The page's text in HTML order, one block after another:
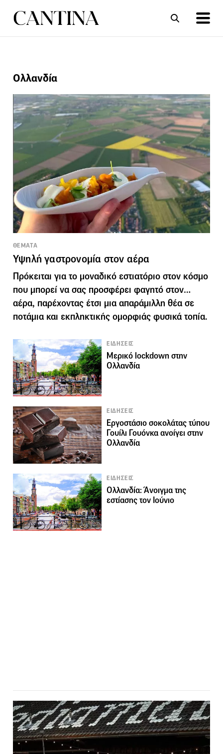
ΣΥΝΤΑΓΕΣ
Ολλανδία
ΘΕΜΑΤΑ
Υψηλή γαστρονομία στον αέρα
Πρόκειται για το μοναδικό εστιατόριο στον κόσμο
που μπορεί να σας προσφέρει φαγητό στον…
αέρα, παρέχοντας έτσι μια απαράμιλλη θέα σε
ποτάμια και εκπληκτικής ομορφιάς φυσικά τοπία.
ΕΙΔΗΣΕΙΣ
Μερικό lockdown στην
Ολλανδία
ΕΙΔΗΣΕΙΣ
Εργοστάσιο σοκολάτας τύπου
Γουίλι Γουόνκα ανοίγει στην
Ολλανδία
ΕΙΔΗΣΕΙΣ
Ολλανδία: Άνοιγμα της
εστίασης τον Ιούνιο